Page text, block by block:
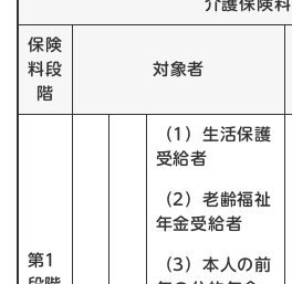
介護保険料
保険
料段
階
対象者
第1
（1）生活保護
受給者
（2）老齢福祉
年金受給者
（3）本人の前